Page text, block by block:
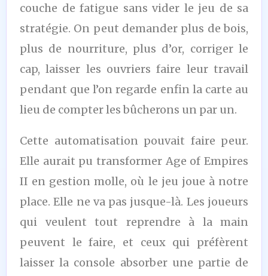
couche de fatigue sans vider le jeu de sa
stratégie. On peut demander plus de bois,
plus de nourriture, plus d’or, corriger le
cap, laisser les ouvriers faire leur travail
pendant que l’on regarde enfin la carte au
lieu de compter les bûcherons un par un.
Cette automatisation pouvait faire peur.
Elle aurait pu transformer Age of Empires
II en gestion molle, où le jeu joue à notre
place. Elle ne va pas jusque-là. Les joueurs
qui veulent tout reprendre à la main
peuvent le faire, et ceux qui préfèrent
laisser la console absorber une partie de